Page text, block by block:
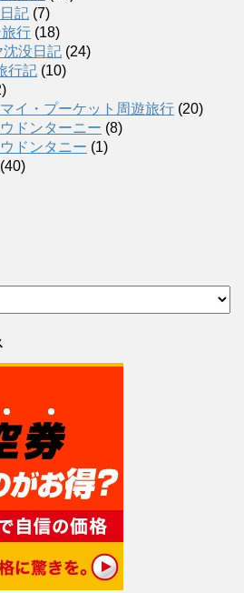
記 (7)
行 (18)
沈没日記 (24)
行記 (10)
イ・プーケット周遊旅行 (20)
ドンターニー (8)
ドンタニー (1)
(40)